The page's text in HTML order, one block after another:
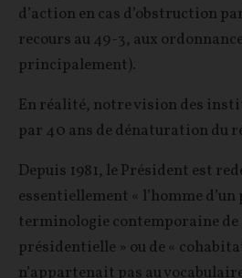
d’action en cas d’obstruction
recours au 49-3, aux
principalement).
En réalité, notre vision des
par 40 ans de dénaturation du
Depuis 1981, le Président est
essentiellement « l’homme d’un
terminologie contemporaine
présidentielle » ou de «
n’appartenait pas au